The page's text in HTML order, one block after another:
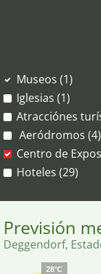
Museos (1)
Iglesias (1)
Atracciónes
Aeródromos (4)
Centro de
Hoteles (29)
Previsión
Deggendorf,
28°C